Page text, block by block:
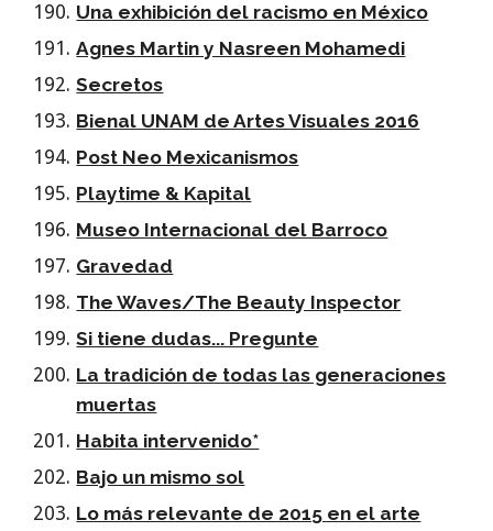
Una exhibición del racismo en México
Agnes Martin y Nasreen Mohamedi
Secretos
Bienal UNAM de Artes Visuales 2016
Post Neo Mexicanismos
Playtime & Kapital
Museo Internacional del Barroco
Gravedad
The Waves/The Beauty Inspector
Si tiene dudas... Pregunte
La tradición de todas las generaciones
muertas
Habita intervenido*
Bajo un mismo sol
Lo más relevante de 2015 en el arte